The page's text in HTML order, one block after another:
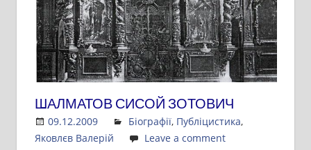
ШАЛМАТОВ СИСОЙ ЗОТОВИЧ
09.12.2009 Admin
Біографії, Публіцистика,
Яковлєв Валерій
Leave a comment